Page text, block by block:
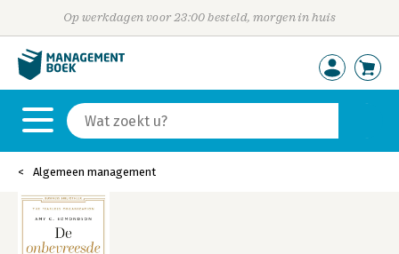
Op werkdagen voor 23:00 besteld, morgen in huis
Algemeen management